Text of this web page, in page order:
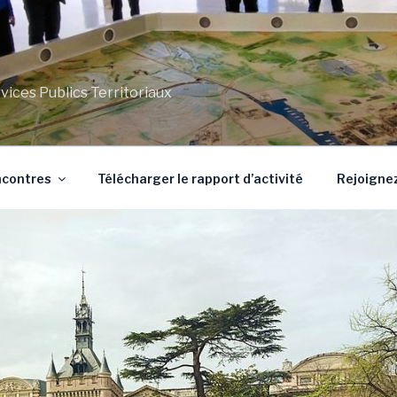
Publics Territoriaux
Télécharger le rapport d’activité